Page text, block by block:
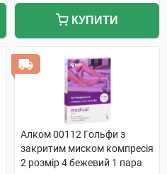
КУПИТИ
Алком 00112 Гольфи з
закритим миском компресія
2 розмір 4 бежевий 1 пара